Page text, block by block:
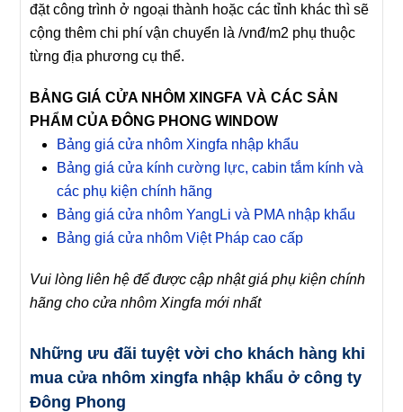
đặt công trình ở ngoại thành hoặc các tỉnh khác thì sẽ
cộng thêm chi phí vận chuyển là /vnđ/m2 phụ thuộc
từng địa phương cụ thể.
BẢNG GIÁCỬA NHÔM XINGFA VÀ CÁC SẢN
PHẨM CỦA ĐÔNG PHONG WINDOW
Bảng giá cửa nhôm Xingfa nhập khẩu
Bảng giá cửa kính cường lực, cabin tắm kính và
các phụ kiện chính hãng
Bảng giá cửa nhôm YangLi và PMA nhập khẩu
Bảng giá cửa nhôm Việt Pháp cao cấp
Vui lòng liên hệ để được cập nhật giá phụ kiện chính
hãng cho cửa nhôm Xingfa mới nhất
Những ưu đãi tuyệt vời cho khách hàng khi
mua cửa nhôm xingfa nhập khẩu ở công ty
Đông Phong